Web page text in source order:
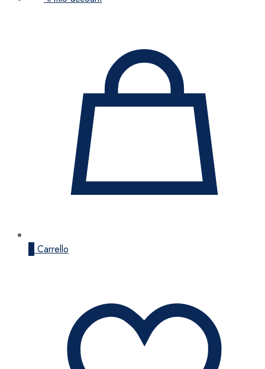
Carrello